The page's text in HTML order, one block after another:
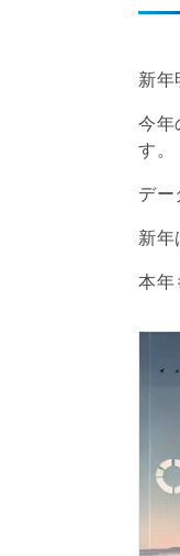
新年
今年
す。
デー
新年
本年